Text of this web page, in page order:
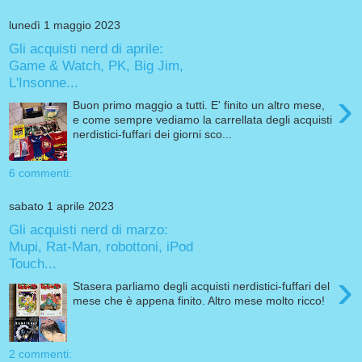
lunedì 1 maggio 2023
Gli acquisti nerd di aprile:
Game & Watch, PK, Big Jim,
L'Insonne...
›
Buon primo maggio a tutti. E' finito un altro mese,
e come sempre vediamo la carrellata degli acquisti
nerdistici-fuffari dei giorni sco...
6 commenti:
sabato 1 aprile 2023
Gli acquisti nerd di marzo:
Mupi, Rat-Man, robottoni, iPod
Touch...
›
Stasera parliamo degli acquisti nerdistici-fuffari del
mese che è appena finito. Altro mese molto ricco!
2 commenti: